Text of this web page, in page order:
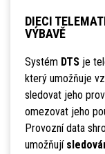
DIECI
VÝBAVĚ
Systém DTSje
který umožňuje
sledovat jeho
omezovat jeho
Provozní data
umožňují